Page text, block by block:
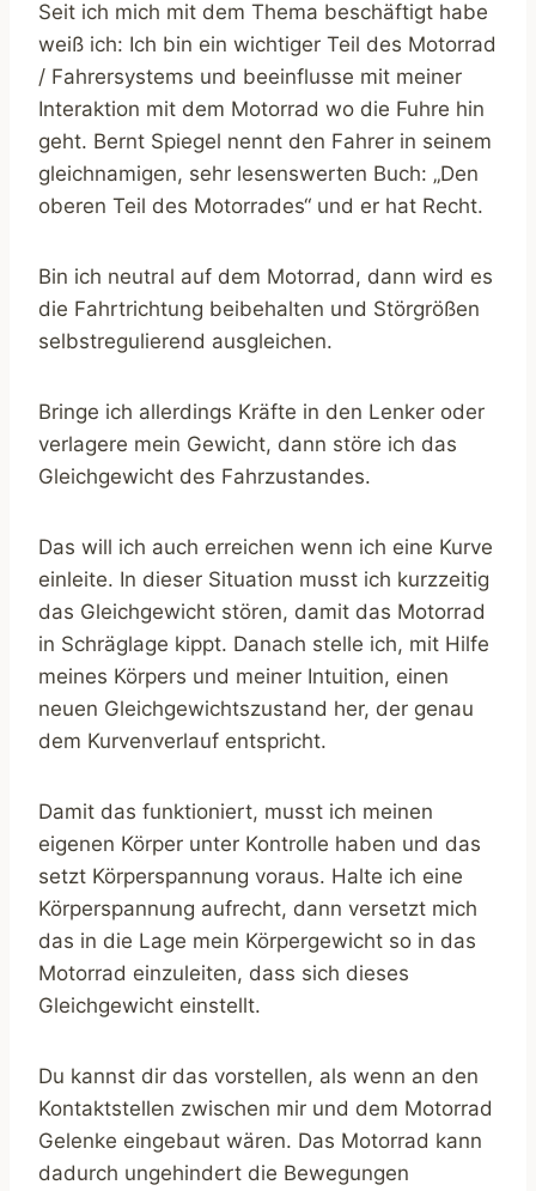
Seit ich mich mit dem Thema beschäftigt habe
weiß ich: Ich bin ein wichtiger Teil des Motorrad
/ Fahrersystems und beeinflusse mit meiner
Interaktion mit dem Motorrad wo die Fuhre hin
geht. Bernt Spiegel nennt den Fahrer in seinem
gleichnamigen, sehr lesenswerten Buch: „Den
oberen Teil des Motorrades“ und er hat Recht.
Bin ich neutral auf dem Motorrad, dann wird es
die Fahrtrichtung beibehalten und Störgrößen
selbstregulierend ausgleichen.
Bringe ich allerdings Kräfte in den Lenker oder
verlagere mein Gewicht, dann störe ich das
Gleichgewicht des Fahrzustandes.
Das will ich auch erreichen wenn ich eine Kurve
einleite. In dieser Situation musst ich kurzzeitig
das Gleichgewicht stören, damit das Motorrad
in Schräglage kippt. Danach stelle ich, mit Hilfe
meines Körpers und meiner Intuition, einen
neuen Gleichgewichtszustand her, der genau
dem Kurvenverlauf entspricht.
Damit das funktioniert, musst ich meinen
eigenen Körper unter Kontrolle haben und das
setzt Körperspannung voraus. Halte ich eine
Körperspannung aufrecht, dann versetzt mich
das in die Lage mein Körpergewicht so in das
Motorrad einzuleiten, dass sich dieses
Gleichgewicht einstellt.
Du kannst dir das vorstellen, als wenn an den
Kontaktstellen zwischen mir und dem Motorrad
Gelenke eingebaut wären. Das Motorrad kann
dadurch ungehindert die Bewegungen